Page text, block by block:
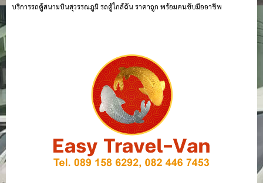
บริการรถตู้สนามบินสุวรรณภูมิ รถตู้ใกล้ฉัน ราคาถูก พร้อมคนขับมืออาชีพ